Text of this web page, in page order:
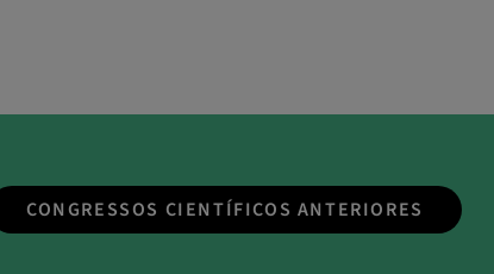
CONGRESSOS CIENTÍFICOS ANTERIORES